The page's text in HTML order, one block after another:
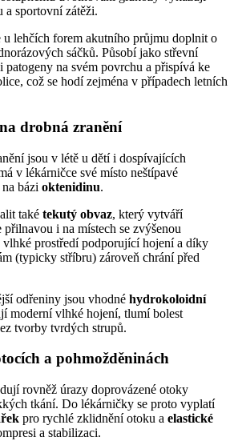
a sportovní zátěži.
u lehčích forem akutního průjmu doplnit o
sáčků. Působí jako střevní
patogeny na svém povrchu a přispívá ke
což se hodí zejména v případech letních
drobná zranění
jsou v létě u dětí i dospívajících
v lékárničce své místo neštípavé
bázi oktenidinu.
také tekutý obvaz, který vytváří
i na místech se zvýšenou
prostředí podporující hojení a díky
(typicky stříbru) zároveň chrání před
odřeniny jsou vhodné hydrokoloidní
moderní vlhké hojení, tlumí bolest
tvorby tvrdých strupů.
a pohmožděninách
rovněž úrazy doprovázené otoky
tkání. Do lékárničky se proto vyplatí
pro rychlé zklidnění otoku a elastické
a stabilizaci.